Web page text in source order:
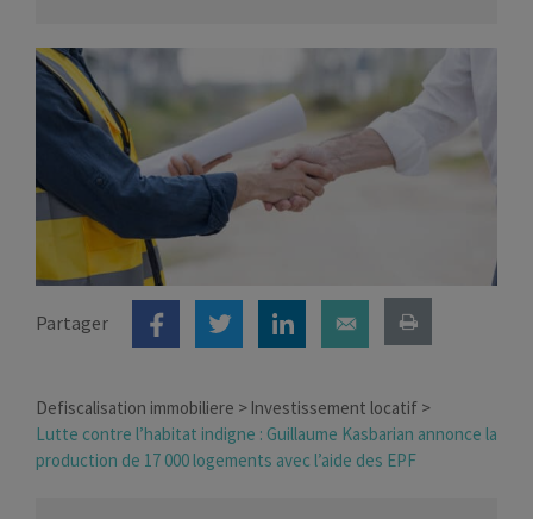
Partager
Defiscalisation immobiliere
Investissement locatif
Lutte contre l’habitat indigne : Guillaume Kasbarian annonce la
production de 17 000 logements avec l’aide des EPF